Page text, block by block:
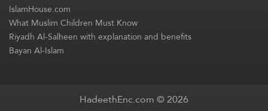
IslamHouse.com
What Muslim Children Must Know
Riyadh Al-Salheen with explanation and benefits
Bayan Al-Islam
HadeethEnc.com © 2026